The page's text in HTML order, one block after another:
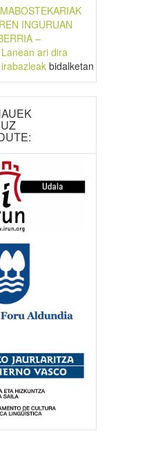
INGURUAN
–
Lanean ari dira
bidalketan